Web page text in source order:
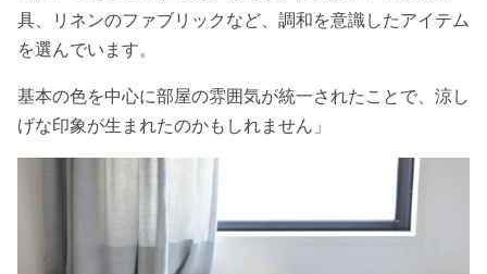
具、リネンのファブリックなど、調和を意識したアイテム
を選んでいます。
基本の色を中心に部屋の雰囲気が統一されたことで、涼し
げな印象が生まれたのかもしれません」